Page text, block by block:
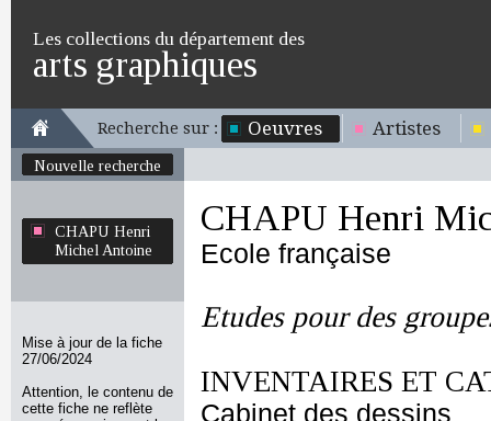
Les collections du département des
arts graphiques
Recherche sur : Oeuvres Artistes
Nouvelle recherche
CHAPU Henri
Michel Antoine
Mise à jour de la fiche
27/06/2024
Attention, le contenu de
cette fiche ne reflète
CHAPU Henri
Ecole française
Etudes pour des
INVENTAIRES ET
Cabinet des dessins